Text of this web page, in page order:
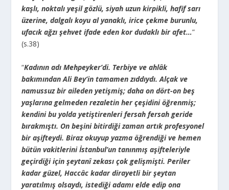
kaşlı, noktalı yeşil gözlü, siyah uzun kirpikli, hafif sarı
üzerine, dalgalı koyu al yanaklı, irice çekme burunlu,
ufacık ağzı şehvet ifade eden kor dudaklı bir afet…”
(s.38)
“Kadının adı Mehpeyker’di. Terbiye ve ahlâk
bakımından Ali Bey’in tamamen zıddıydı. Alçak ve
namussuz bir aileden yetişmiş; daha on dört-on beş
yaşlarına gelmeden rezaletin her çeşidini öğrenmiş;
kendini bu yolda yetiştirenleri fersah fersah geride
bırakmıştı. On beşini bitirdiği zaman artık profesyonel
bir aşifteydi. Biraz okuyup yazma öğrendiği ve hemen
bütün vakitlerini İstanbul’un tanınmış aşifteleriyle
geçirdiği için şeytanî zekası çok gelişmişti. Periler
kadar güzel, Haccâc kadar dirayetli bir şeytan
yaratılmış olsaydı, istediği adamı elde edip ona